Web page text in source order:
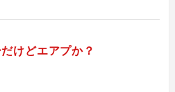
けどエアプか？